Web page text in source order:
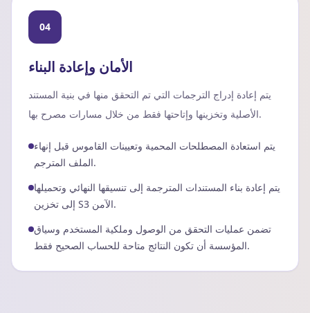
04
الأمان وإعادة البناء
يتم إعادة إدراج الترجمات التي تم التحقق منها في بنية المستند
الأصلية وتخزينها وإتاحتها فقط من خلال مسارات مصرح بها.
يتم استعادة المصطلحات المحمية وتعيينات القاموس قبل إنهاء
الملف المترجم.
يتم إعادة بناء المستندات المترجمة إلى تنسيقها النهائي وتحميلها
إلى تخزين S3 الآمن.
تضمن عمليات التحقق من الوصول وملكية المستخدم وسياق
المؤسسة أن تكون النتائج متاحة للحساب الصحيح فقط.